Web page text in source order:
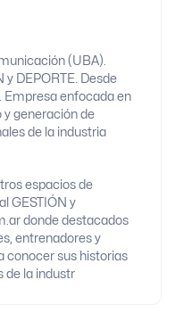
(UBA).
y DEPORTE. Desde
Empresa enfocada en
y generación de
de la industria
espacios de
GESTIÓN y
donde destacados
entrenadores y
conocer sus historias
de la industr